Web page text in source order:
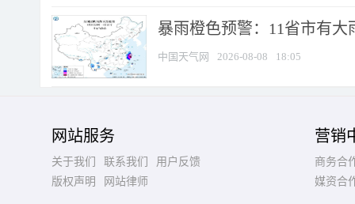
暴雨橙色预警：11省市有
中国天气网 2026-08-08 18:05
网站服务
关于我们 联系我们
用户反馈
版权声明
网站律师
营销
商务合
媒资合